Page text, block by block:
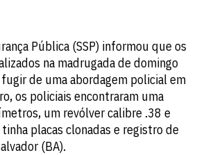
Pública (SSP) informou que os
na madrugada de domingo
de uma abordagem policial em
os policiais encontraram uma
um revólver calibre .38 e
placas clonadas e registro de
(BA).